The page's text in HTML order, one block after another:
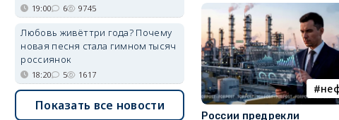
России предрекли
19:00 6 9745
Любовь живёт три года? Почему
новая песня стала гимном тысяч
россиянок
18:20 5 1617
Показать все новости